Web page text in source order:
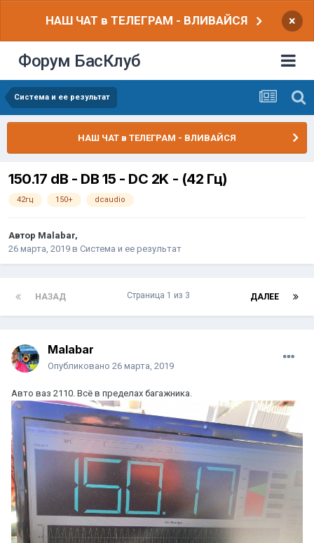
НАШ ЧАТ в ТЕЛЕГРАМ - ВЛИВАЙСЯ ×
Форум БасКлуб
Система и ее результат
НАШ ЧАТ в ТЕЛЕГРАМ - ВЛИВАЙСЯ
150.17 dB - DB 15 - DC 2K - (42 Гц)
42гц 150+ dcaudio
Автор Malabar,
26 марта, 2019 в Система и ее результат
НАЗАД ДАЛЕЕ
Страница 1 из 3
Malabar
Опубликовано 26 марта, 2019
Авто ваз 2110. Всё в пределах багажника.